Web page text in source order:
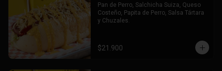
Pan de Perro, Salchicha Suiza, Queso
Costeño, Papita de Perro, Salsa Tártara
y Chuzales.
$21.900